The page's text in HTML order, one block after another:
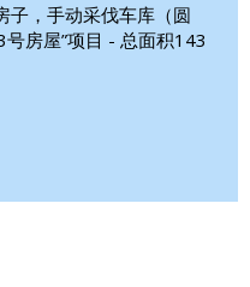
，手动采伐车库（圆
房屋”项目 - 总面积143